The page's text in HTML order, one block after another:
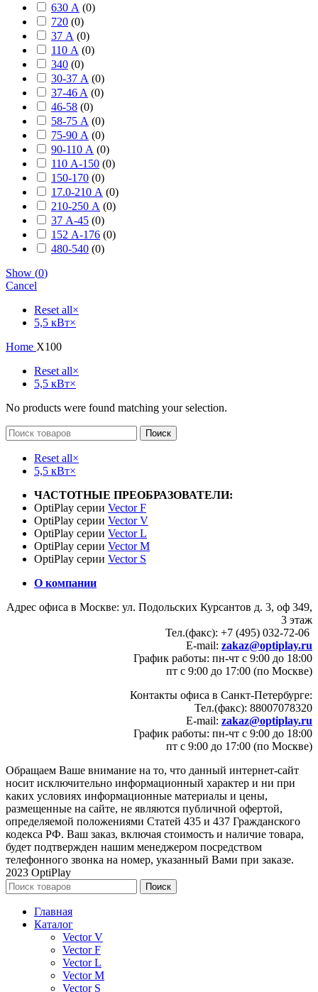
630 А (0)
720 (0)
37 А (0)
110 А (0)
340 (0)
30-37 А (0)
37-46 A (0)
46-58 (0)
58-75 А (0)
75-90 А (0)
90-110 А (0)
110 А-150 (0)
150-170 (0)
17.0-210 А (0)
210-250 А (0)
37 А-45 (0)
152 А-176 (0)
480-540 (0)
Show (0)
Cancel
Reset all×
5,5 кВт×
Home X100
Reset all×
5,5 кВт×
No products were found matching your selection.
Поиск
Reset all×
5,5 кВт×
ЧАСТОТНЫЕ ПРЕОБРАЗОВАТЕЛИ:
OptiPlay серии Vector F
OptiPlay серии Vector V
OptiPlay серии Vector L
OptiPlay серии Vector M
OptiPlay серии Vector S
О компании
Адрес офиса в Москве: ул. Подольских Курсантов д. 3, оф 349,
3 этаж
Тел.(факс): +7 (495) 032-72-06
E-mail: zakaz@optiplay.ru
График работы: пн-чт с 9:00 до 18:00
пт с 9:00 до 17:00 (по Москве)
Контакты офиса в Санкт-Петербурге:
Тел.(факс): 88007078320
E-mail: zakaz@optiplay.ru
График работы: пн-чт с 9:00 до 18:00
пт с 9:00 до 17:00 (по Москве)
Обращаем Ваше внимание на то, что данный интернет-сайт
носит исключительно информационный характер и ни при
каких условиях информационные материалы и цены,
размещенные на сайте, не являются публичной офертой,
определяемой положениями Статей 435 и 437 Гражданского
кодекса РФ. Ваш заказ, включая стоимость и наличие товара,
будет подтвержден нашим менеджером посредством
телефонного звонка на номер, указанный Вами при заказе.
2023 OptiPlay
Поиск
Главная
Каталог
Vector V
Vector F
Vector L
Vector M
Vector S